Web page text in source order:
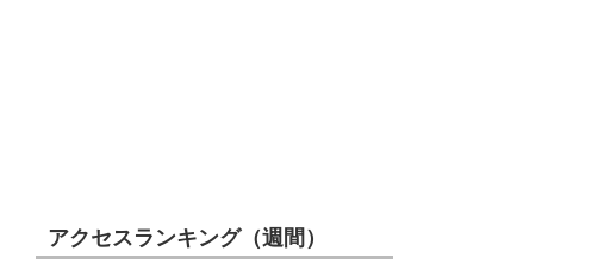
アクセスランキング（週間）